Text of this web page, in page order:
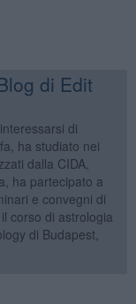
di Edit
di
ha studiato nei
dalla CIDA,
ha partecipato a
e convegni di
corso di astrologia
di Budapest,